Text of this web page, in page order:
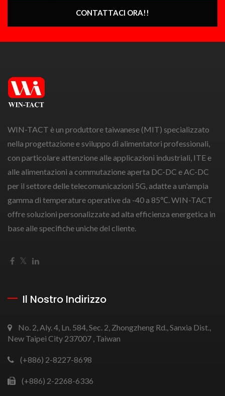
CONTATTACI ORA!!
WIN-TACT è un produttore taiwanese (MIT) specializzato
nella progettazione e sviluppo di alimentatori professionali,
con particolare attenzione alle applicazioni industriali, ITE e
alle alimentazioni a commutazione aperta DC-DC e AC-DC
per il settore delle telecomunicazioni 5G, adatte a un'ampia
gamma di temperature operative da -40 a 85℃. WIN-TACT
offre soluzioni personalizzate ad alta efficienza energetica in
base alle specifiche uniche del cliente.
Il Nostro Indirizzo
No. 2, Aly. 4, Ln. 584, Sec. 2, Zhongzheng Rd., Sanxia Dist.,
New Taipei City 237007 , Taiwan
(+886) 2-8227-8698
(+886) 2-2268-6336